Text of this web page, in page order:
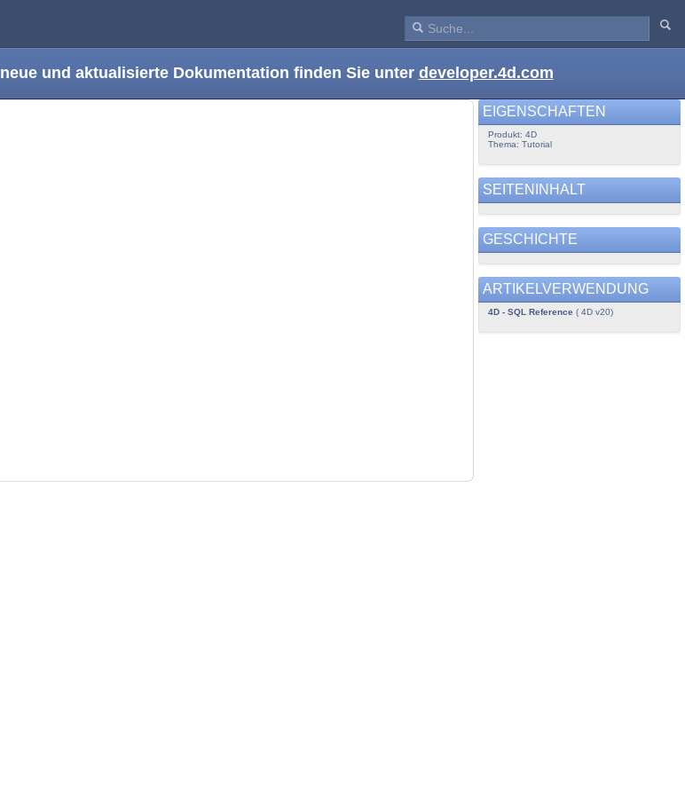
und aktualisierte Dokumentation finden Sie unter developer.4d.com
EIGENSCHAFTEN
Produkt: 4D
Thema: Tutorial
SEITENINHALT
GESCHICHTE
ARTIKELVERWENDUNG
4D - SQL Reference( 4D v20)